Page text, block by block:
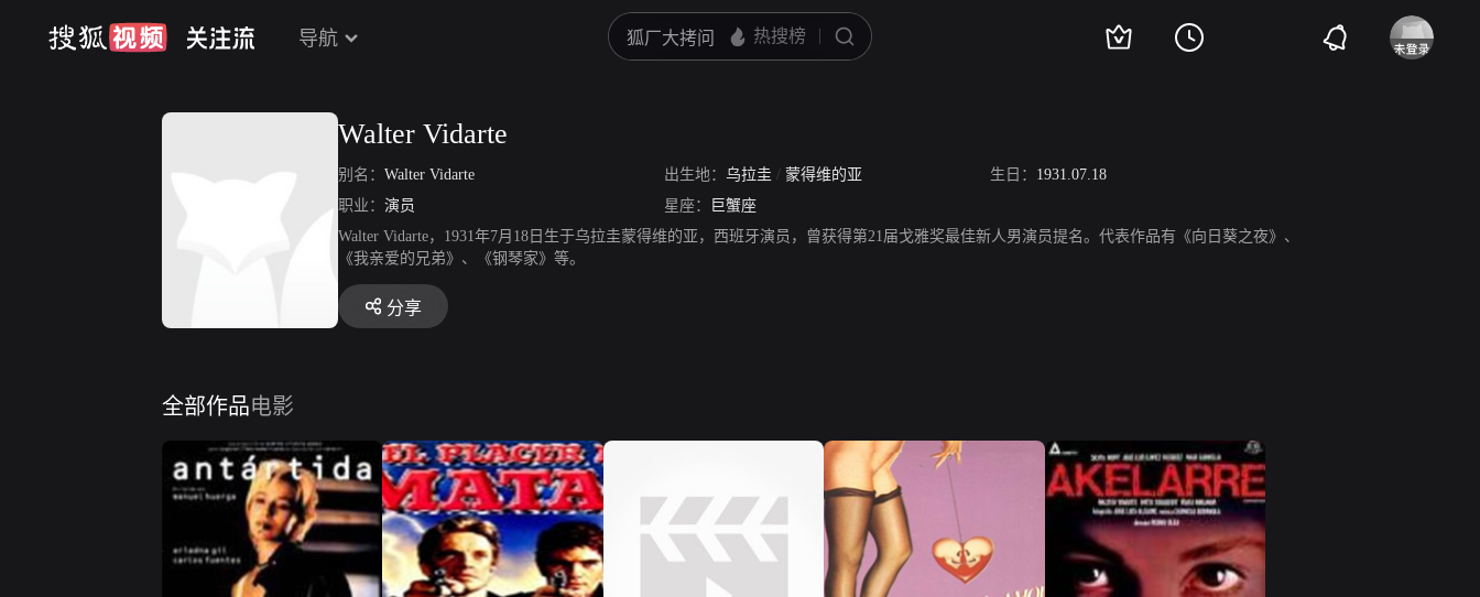
导航
Walter Vidarte
别名： Walter Vidarte 出生地： 乌拉圭 / 蒙得维的亚 生日： 1931.07.18
职业： 演员 星座：
巨蟹座
Walter Vidarte，1931年7月18日生于乌拉圭蒙得维的亚，西班牙演员，曾获得第21届戈雅奖最佳新人男演员提名。代表作品有《向日葵之夜》、
《我亲爱的兄弟》、《钢琴家》等。
分享
全部作品电影